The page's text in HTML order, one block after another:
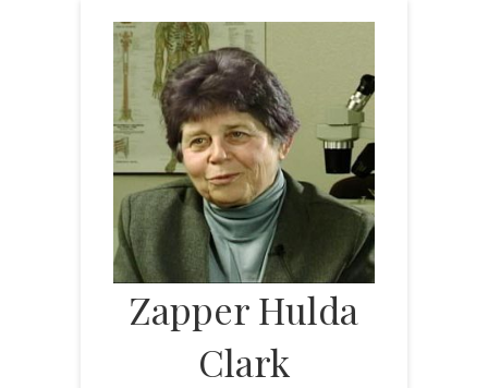
contenido
Zapper Hulda
Clark